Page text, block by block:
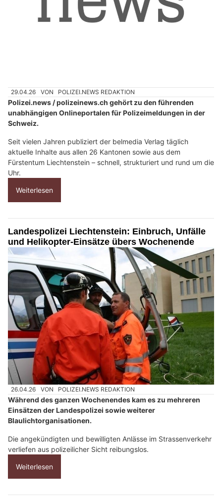
29.04.26 VON POLIZEI.NEWS REDAKTION
Polizei.news / polizeinews.ch gehört zu den führenden
unabhängigen Onlineportalen für Polizeimeldungen in der
Schweiz.
Seit vielen Jahren publiziert der belmedia Verlag täglich
aktuelle Inhalte aus allen 26 Kantonen sowie aus dem
Fürstentum Liechtenstein – schnell, strukturiert und rund um die
Uhr.
Weiterlesen
Landespolizei Liechtenstein: Einbruch, Unfälle
und Helikopter-Einsätze übers Wochenende
26.04.26 VON POLIZEI.NEWS REDAKTION
Während des ganzen Wochenendes kam es zu mehreren
Einsätzen der Landespolizei sowie weiterer
Blaulichtorganisationen.
Die angekündigten und bewilligten Anlässe im Strassenverkehr
verliefen aus polizeilicher Sicht reibungslos.
Weiterlesen